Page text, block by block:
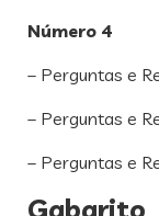
Número 4
– Perguntas e
– Perguntas e
– Perguntas e